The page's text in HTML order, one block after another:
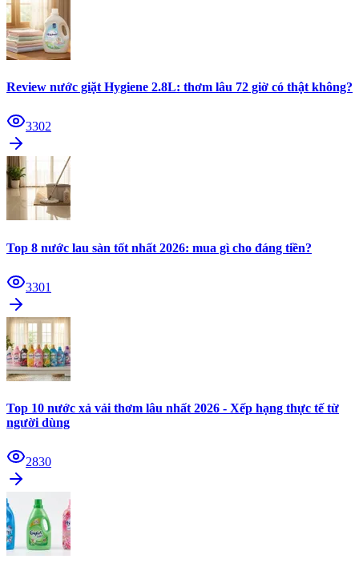
Review nước giặt Hygiene 2.8L: thơm lâu 72 giờ có thật không?
3302
Top 8 nước lau sàn tốt nhất 2026: mua gì cho đáng tiền?
3301
Top 10 nước xả vải thơm lâu nhất 2026 - Xếp hạng thực tế từ
người dùng
2830